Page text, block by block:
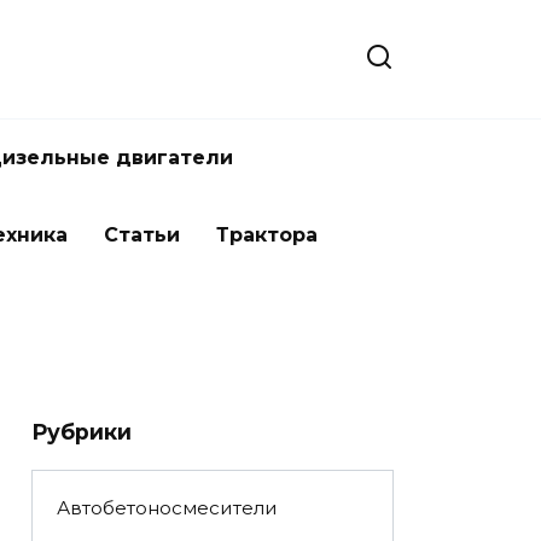
двигатели
Статьи Трактора
Рубрики
Автобетоносмесители